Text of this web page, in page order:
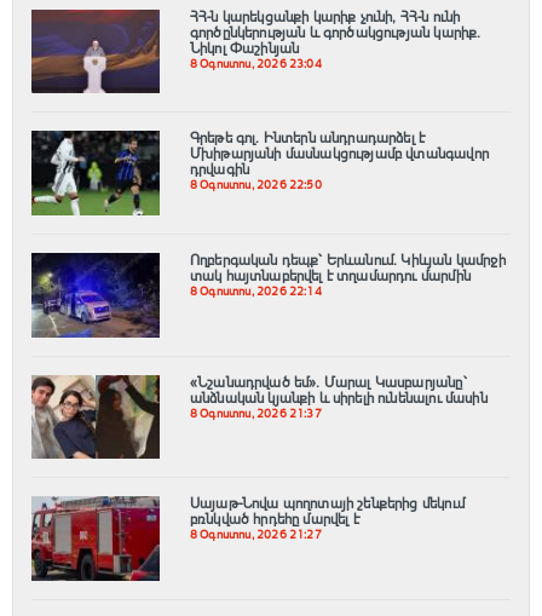
ՀՀ-ն կարեկցանքի կարիք չունի, ՀՀ-ն ունի
գործընկերության և գործակցության կարիք․
Նիկոլ Փաշինյան
8 Օգոստոս, 2026 23:04
Գրեթե գոլ. Ինտերն անդրադարձել է
Մխիթարյանի մասնակցությամբ վտանգավոր
դրվագին
8 Օգոստոս, 2026 22:50
Ողբերգական դեպք՝ Երևանում․ Կիևյան կամրջի
տակ հայտնաբերվել է տղամարդու մարմին
8 Օգոստոս, 2026 22:14
«Նշանադրված եմ». Մարալ Կասբարյանը՝
անձնական կյանքի և սիրելի ունենալու մասին
8 Օգոստոս, 2026 21:37
Սայաթ-Նովա պողոտայի շենքերից մեկում
բռնկված հրդեհը մարվել է
8 Օգոստոս, 2026 21:27